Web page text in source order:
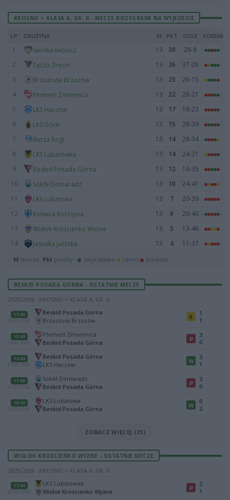
KROSNO > KLASA A, GR. II - MECZE ROZEGRANE NA WYJEŹDZIE
LP DRUŻYNA M PKT GOLE FORMA
1 Iwonka Iwonicz 13 30
28-8
2
Tęcza Zręcin 13 26
37-26
3
Brzozovia Brzozów 13 25
26-15
4
Płomień Zmiennica 13 22
28-21
5
LKS Haczów 13 17
18-23
6
LKS Górki 13 15
28-39
7
Burza Rogi 13 14
28-34
8
LKS Lubatówka 13 14
24-31
9
Beskid Posada Górna 13 12
16-35
10
Sokół Domaradz 13 10
24-41
11
LKS Lubatowa 13 7
20-39
12
Kotwica Korczyna 13 6
20-40
13
Wisłok Krościenko Wyżne 13 5
13-46
14
Jasiołka Jaśliska 13 4 11-37
M mecze, Pkt punkty · zwycięstwo remis porażka
BESKID POSADA GÓRNA - OSTATNIE MECZE
2025/2026 · KROSNO > KLASA A, GR. II
17:00
20.06.2026
Beskid Posada Górna
Brzozovia Brzozów
R
1
1
15:00
14.06.2026
Płomień Zmiennica
Beskid Posada Górna
P
3
0
14:00
07.06.2026
Beskid Posada Górna
LKS Haczów
W
3
1
11:00
31.05.2026
Sokół Domaradz
Beskid Posada Górna
P
3
0
18:00
22.05.2026
LKS Lubatowa
Beskid Posada Górna
W
0
2
ZOBACZ WIĘCEJ (21)
WISŁOK KROŚCIENKO WYŻNE - OSTATNIE MECZE
2025/2026 · KROSNO > KLASA A, GR. II
17:00
20.06.2026
LKS Lubatówka
Wisłok Krościenko Wyżne
P
2
1